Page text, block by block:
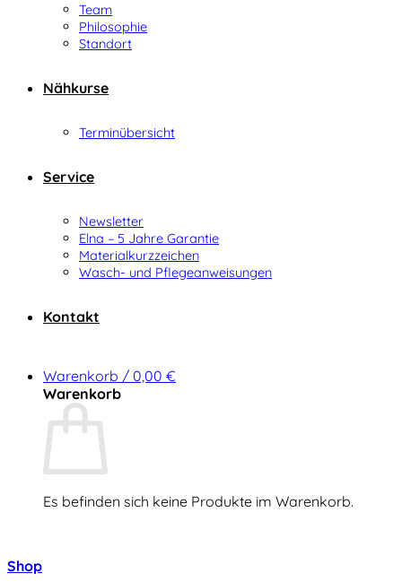
Team
Philosophie
Standort
Nähkurse
Terminübersicht
Service
Newsletter
Elna – 5 Jahre Garantie
Materialkurzzeichen
Wasch- und Pflegeanweisungen
Kontakt
Warenkorb / 0,00 €
Warenkorb
Es befinden sich keine Produkte im Warenkorb.
Shop